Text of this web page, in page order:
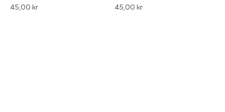
45,00 kr
45,00 kr